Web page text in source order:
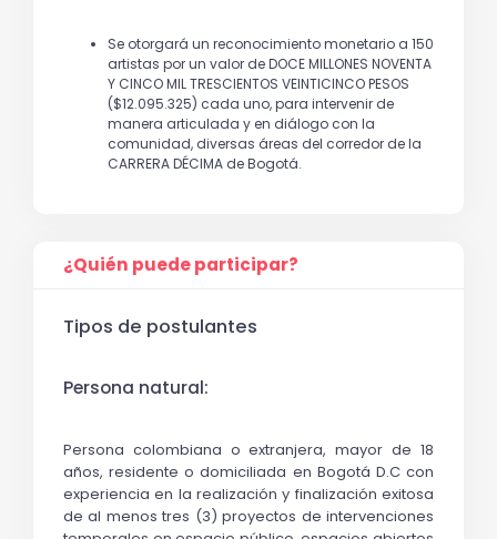
Se otorgará un reconocimiento monetario a 150
artistas por un valor de DOCE MILLONES NOVENTA
Y CINCO MIL TRESCIENTOS VEINTICINCO PESOS
($12.095.325) cada uno, para intervenir de
manera articulada y en diálogo con la
comunidad, diversas áreas del corredor de la
CARRERA DÉCIMA de Bogotá.
¿Quién puede participar?
Tipos de postulantes
Persona natural:
Persona colombiana o extranjera, mayor de 18
años, residente o domiciliada en Bogotá D.C con
experiencia en la realización y finalización exitosa
de al menos tres (3) proyectos de intervenciones